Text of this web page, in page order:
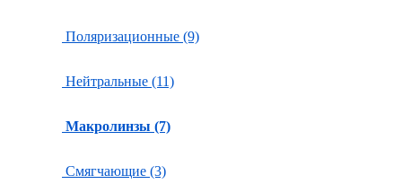
Поляризационные (9)
Нейтральные (11)
Макролинзы (7)
Смягчающие (3)